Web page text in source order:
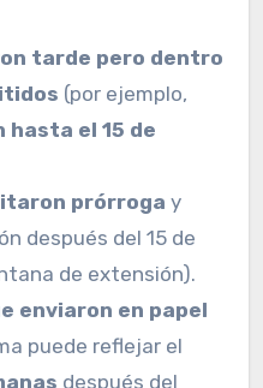
tarde pero dentro
(por ejemplo,
hasta el 15 de
prórroga y
después del 15 de
de extensión).
enviaron en papel
puede reflejar el
después del